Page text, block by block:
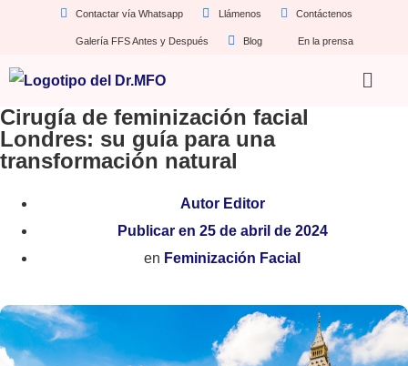
Contactar vía Whatsapp Llámenos Contáctenos
Galería FFS Antes y Después Blog En la prensa
Cirugía de feminización facial
Londres: su guía para una
transformación natural
AutorEditor
Publicar en 25 de abril de 2024
en Feminización Facial